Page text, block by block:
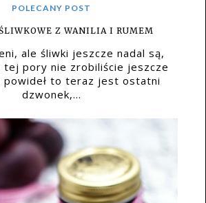
POLECANY POST
Z WANILIA I RUMEM
ale śliwki jeszcze nadal są,
tej pory nie zrobiliście jeszcze
powideł to teraz jest ostatni
dzwonek,...